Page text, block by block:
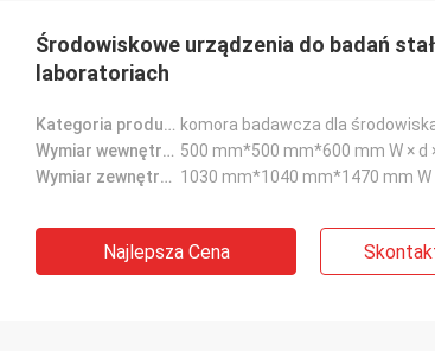
Środowiskowe urządzenia do badań
laboratoriach
Kategoria produktu: komora badawcza dla
Wymiar wewnętrzny: 500 mm*500 mm*600 mm W × d
Wymiar zewnętrzny: 1030 mm*1040 mm*1470 mm W ×
Najlepsza Cena